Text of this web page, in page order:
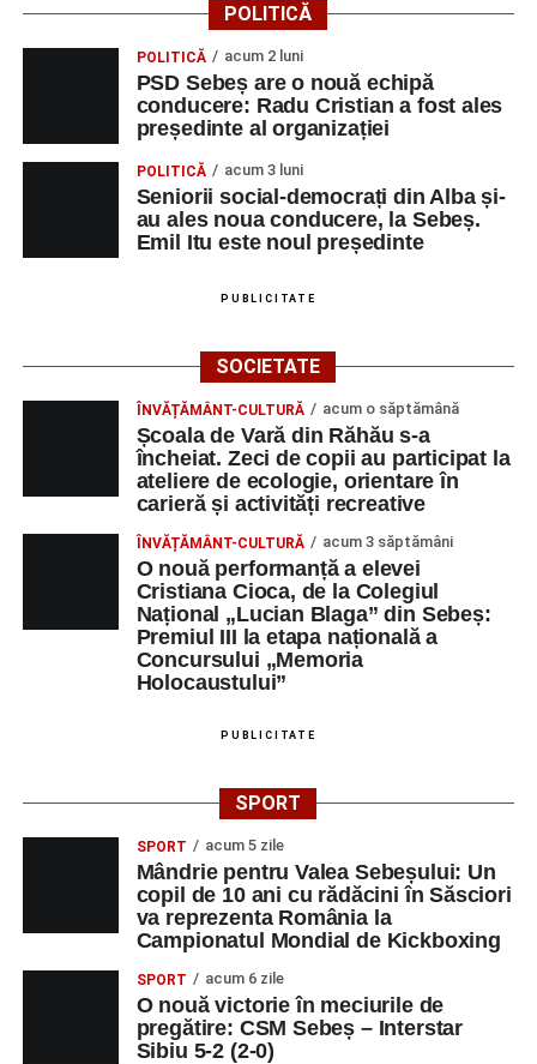
POLITICĂ
POLITICĂ acum 2 luni
PSD Sebeș are o nouă echipă
conducere: Radu Cristian a fost ales
președinte al organizației
POLITICĂ acum 3 luni
Seniorii social-democrați din Alba și-
au ales noua conducere, la Sebeș.
Emil Itu este noul președinte
PUBLICITATE
SOCIETATE
ÎNVĂȚĂMÂNT-CULTURĂ acum o săptămână
Școala de Vară din Răhău s-a
încheiat. Zeci de copii au participat la
ateliere de ecologie, orientare în
carieră și activități recreative
ÎNVĂȚĂMÂNT-CULTURĂ acum 3 săptămâni
O nouă performanță a elevei
Cristiana Cioca, de la Colegiul
Național „Lucian Blaga” din Sebeș:
Premiul III la etapa națională a
Concursului „Memoria
Holocaustului”
PUBLICITATE
SPORT
SPORT acum 5 zile
Mândrie pentru Valea Sebeșului: Un
copil de 10 ani cu rădăcini în Săsciori
va reprezenta România la
Campionatul Mondial de Kickboxing
SPORT acum 6 zile
O nouă victorie în meciurile de
pregătire: CSM Sebeș – Interstar
Sibiu 5-2 (2-0)